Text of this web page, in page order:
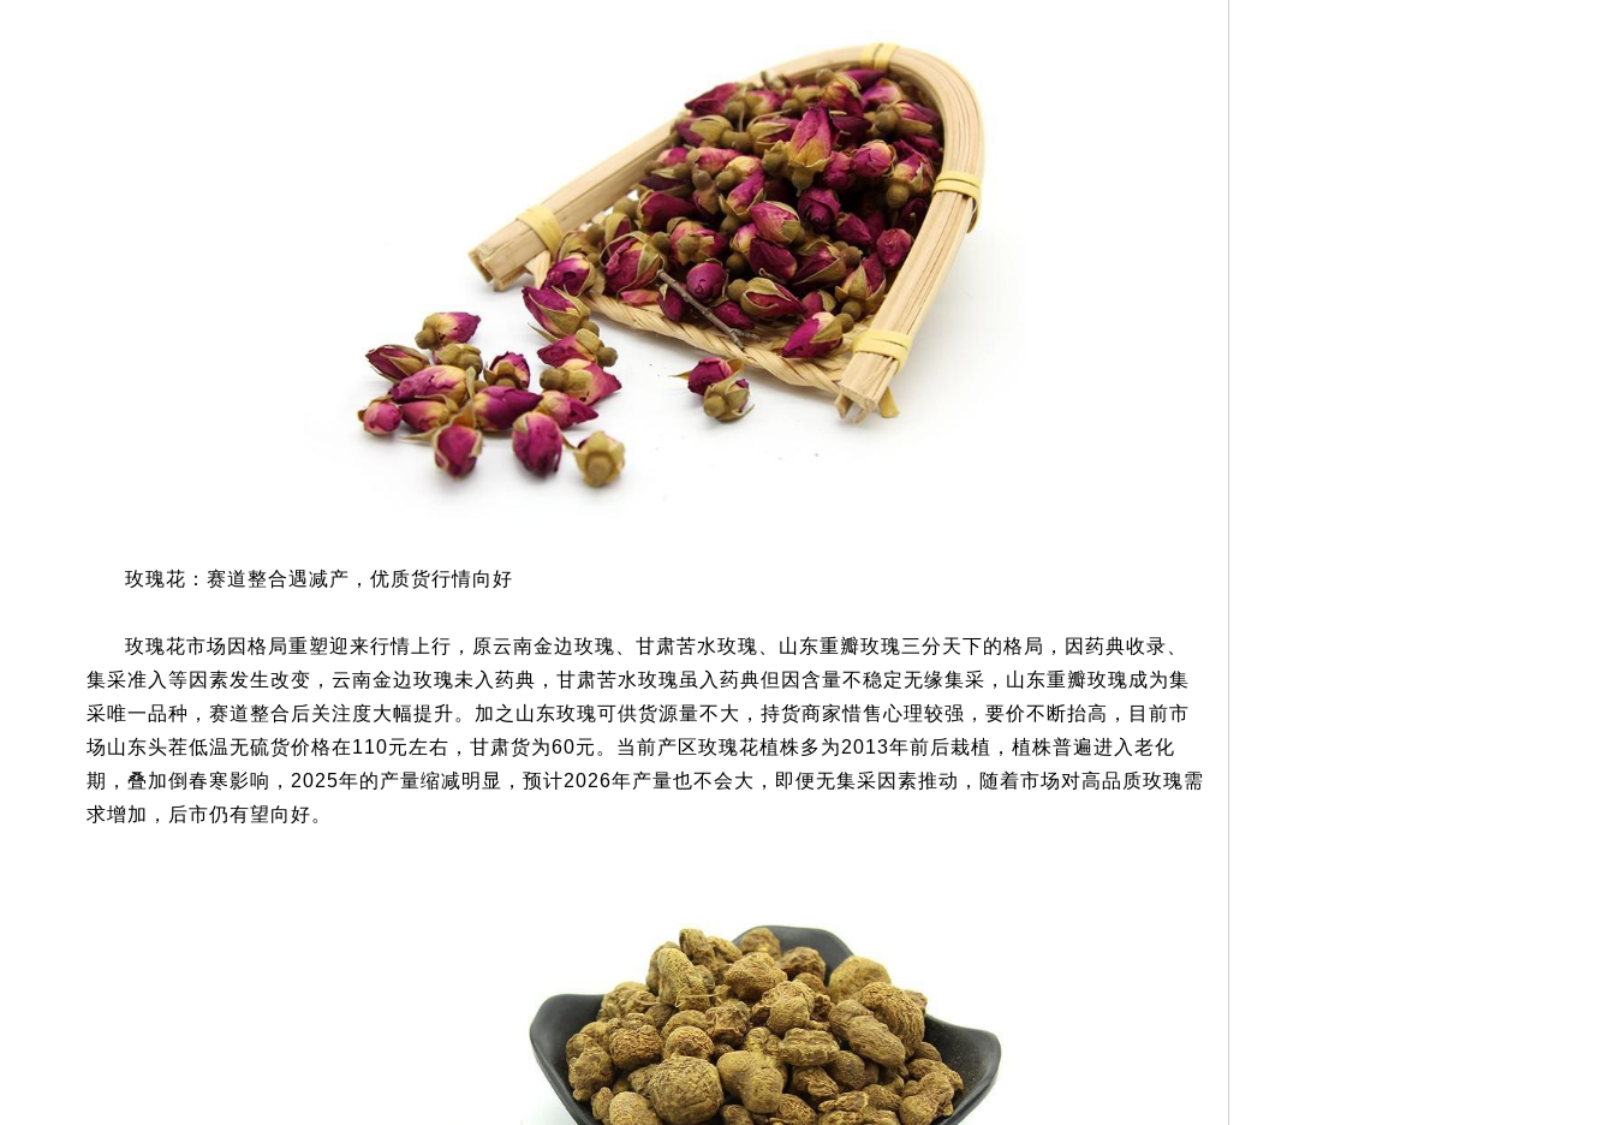
玫瑰花：赛道整合遇减产，优质货行情向好
玫瑰花市场因格局重塑迎来行情上行，原云南金边玫瑰、甘肃苦水玫瑰、山东重瓣玫瑰三分天下的格局，因药典收录、
集采准入等因素发生改变，云南金边玫瑰未入药典，甘肃苦水玫瑰虽入药典但因含量不稳定无缘集采，山东重瓣玫瑰成为集
采唯一品种，赛道整合后关注度大幅提升。加之山东玫瑰可供货源量不大，持货商家惜售心理较强，要价不断抬高，目前市
场山东头茬低温无硫货价格在110元左右，甘肃货为60元。当前产区玫瑰花植株多为2013年前后栽植，植株普遍进入老化
期，叠加倒春寒影响，2025年的产量缩减明显，预计2026年产量也不会大，即便无集采因素推动，随着市场对高品质玫瑰需
求增加，后市仍有望向好。